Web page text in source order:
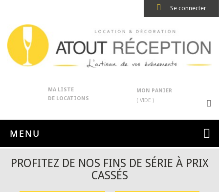
Se connecter
MA LISTE
DE LOCATIONS
MON PANIER
( VIDE )
MENU
PROFITEZ DE NOS FINS DE SÉRIE À PRIX
CASSÉS